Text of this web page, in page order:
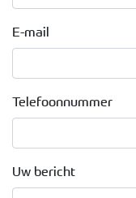
E-mail
Telefoonnummer
Uw bericht